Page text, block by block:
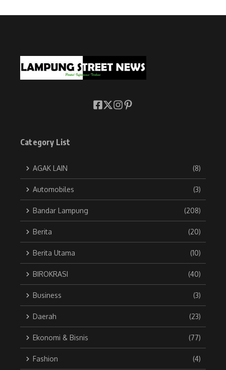
Category List
AGAK LAIN (8)
Automobiles (3)
Bandar Lampung (208)
Berita (20)
Berita Utama (10)
BIROKRASI (40)
Business (3)
Daerah (23)
Ekonomi & Bisnis (77)
Fashion (4)